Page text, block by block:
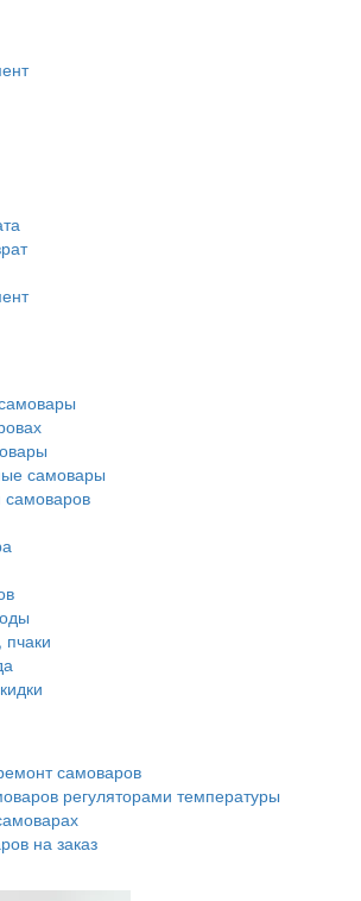
самовары
самоваров
пчаки
самоваров
регуляторами температуры
на заказ